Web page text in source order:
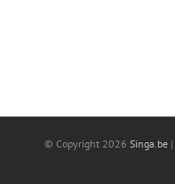
© Copyright 2026 Singa.be|